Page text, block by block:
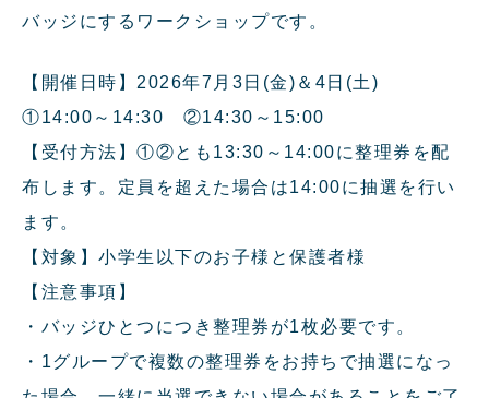
バッジにするワークショップです。
【開催日時】2026年7月3日(金)＆4日(土)
①14:00～14:30 ②14:30～15:00
【受付方法】①②とも13:30～14:00に整理券を配
布します。定員を超えた場合は14:00に抽選を行い
ます。
【対象】小学生以下のお子様と保護者様
【注意事項】
・バッジひとつにつき整理券が1枚必要です。
・1グループで複数の整理券をお持ちで抽選になっ